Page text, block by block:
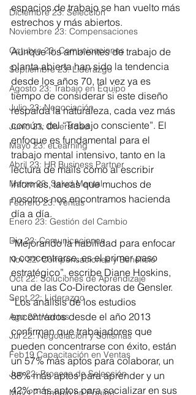
Diciembre 23: Selección
Noviembre 23: Compensaciones
Octubre 23: Comunicaciones
Septiembre 23: Liderazgo
Agosto 23: Trabajo en Equipo
Julio 23: Negociación
Junio 23: Diversidad
Mayo 23: eLearning
Abril 23: HR Business Partner
Marzo 23: Salud Mental
Febrero 23: Ventas
Enero 23: Gestión del Cambio
Dic 22: Comunicaciones
Nov 22: Compensaciones y Beneficio
Oct 22: Soluciones de Aprendizaje
Sept 22: Liderazgo
Ago 22: Ventas
Jul 22: Negociación y Sofismas
Feb19 Capacitación en Ventas
Jun 22: Proceso de Selección
May 22: Trabajo en Equipo
espacios de trabajo se han vuelto más
estrechos y más abiertos.
Aunque los ambientes de trabajo de
planta abierta han sido la tendencia
desde los años 70, tal vez ya es
tiempo de considerar si este diseño
respalda la naturaleza, cada vez más
común, del “Trabajo consciente”. El
enfoque es fundamental para el
trabajo mental intensivo, tanto en la
lectura de mails como al escribir
informes, tareas que muchos de
nosotros nos encontramos hacienda
día a día.
“Mejorando la habilidad para enfocar
o concentrarse, es el primer paso
estratégico”, escribe Diane Hoskins,
una de las Co-Directoras de Gensler.
“Los análisis de los estudios
encontrados desde el año 2013
confirman que trabajadores que
pueden concentrarse con éxito, están
un 57% más aptos para colaborar, un
88% más aptos para aprender y un
42% más aptos para socializar en sus